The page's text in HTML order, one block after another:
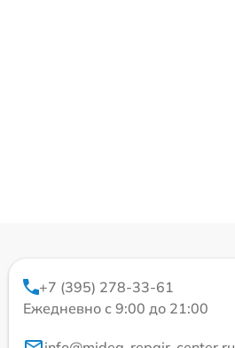
+7 (395) 278-33-61
Ежедневно с 9:00 до 21:00